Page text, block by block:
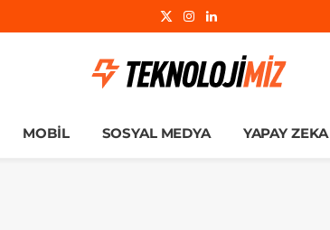
X
Instagram
LinkedIn
MOBIL SOSYAL MEDYA YAPAY ZEKA